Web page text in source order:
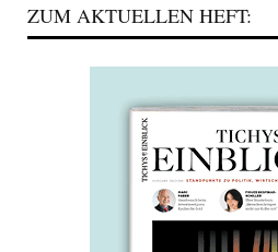
ZUM AKTUELLEN HEFT: